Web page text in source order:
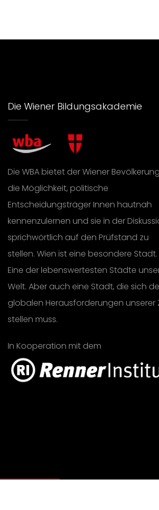
Die Wiener Bildungsakademie
Die WBA bietet der Wiener Bevölkerung
die Möglichkeit, politische
Entscheidungsträger Innen hautnah
kennenzulernen und sie in der
sprichwörtlich auf den Prüfstand zu
stellen. Wien ist eine besondere Stadt.
Eine der lebenswertesten Städte
Welt. Aber auch eine Stadt, die sich
globalen Herausforderungen unserer
stellen muss.
In Kooperation mit dem